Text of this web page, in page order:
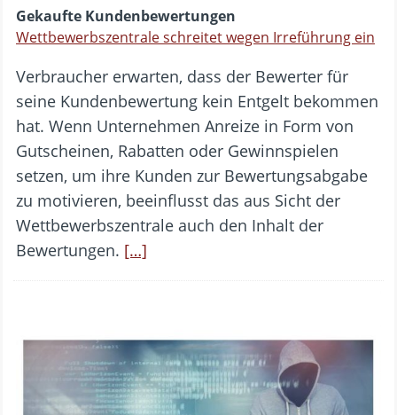
Gekaufte Kundenbewertungen
Wettbewerbszentrale schreitet wegen Irreführung ein
Verbraucher erwarten, dass der Bewerter für
seine Kundenbewertung kein Entgelt bekommen
hat. Wenn Unternehmen Anreize in Form von
Gutscheinen, Rabatten oder Gewinnspielen
setzen, um ihre Kunden zur Bewertungsabgabe
zu motivieren, beeinflusst das aus Sicht der
Wettbewerbszentrale auch den Inhalt der
Bewertungen. […]